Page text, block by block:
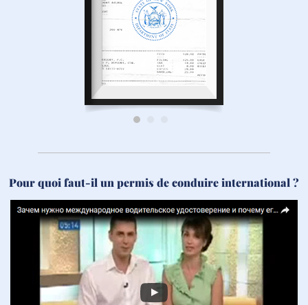
Pour quoi faut-il un permis de conduire international ?